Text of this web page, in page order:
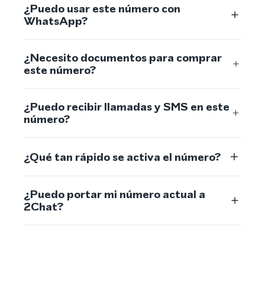
¿Puedo usar este número con
WhatsApp?
¿Necesito documentos para comprar
este número?
¿Puedo recibir llamadas y SMS en este
número?
¿Qué tan rápido se activa el número?
¿Puedo portar mi número actual a
2Chat?